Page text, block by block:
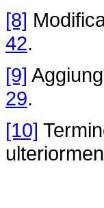
[8]
42.
[9]
29.
[10]